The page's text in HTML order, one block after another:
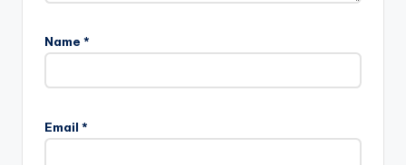
Name *
Email *